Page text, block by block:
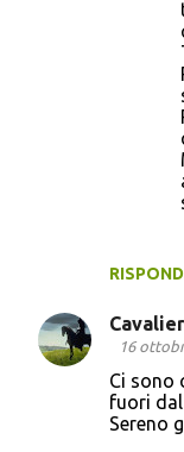
16
Ci sono
fuori
Sereno